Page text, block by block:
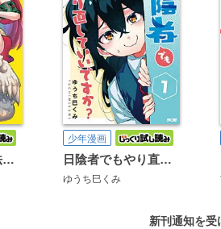
地味異世界～魔法ナシで化物の大群と戦えってブラックすぎません？～
少年漫画
日陰者でもやり直していいですか？
ゆうち巳くみ
新刊通知を受